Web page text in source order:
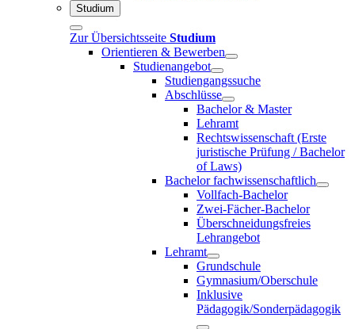
Studium
Zur Übersichtsseite Studium
Orientieren & Bewerben
Studienangebot
Studiengangssuche
Abschlüsse
Bachelor & Master
Lehramt
Rechtswissenschaft (Erste
juristische Prüfung / Bachelor
of Laws)
Bachelor fachwissenschaftlich
Vollfach-Bachelor
Zwei-Fächer-Bachelor
Überschneidungsfreies
Lehrangebot
Lehramt
Grundschule
Gymnasium/Oberschule
Inklusive
Pädagogik/Sonderpädagogik